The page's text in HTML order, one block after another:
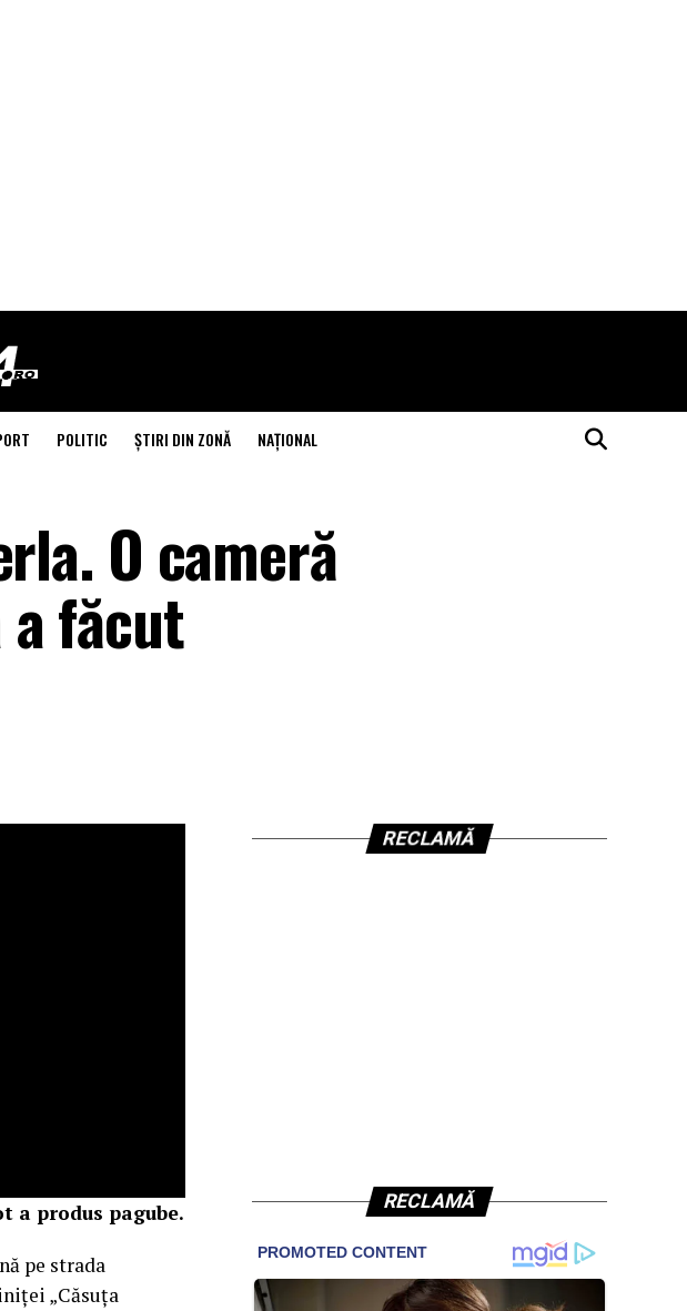
POLITIC ŞTIRI DIN ZONĂ NAŢIONAL
O cameră
făcut
a produs pagube.
pe strada
„Căsuța
RECLAMĂ
RECLAMĂ